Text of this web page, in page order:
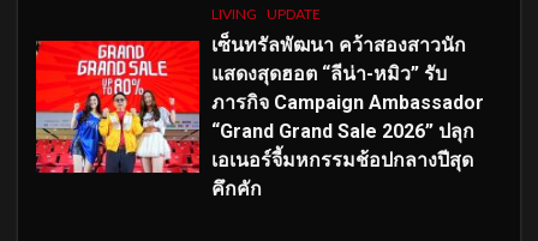
LIVING UPDATE
เซ็นทรัลพัฒนา คว้าสองสาวนัก
แสดงสุดฮอต “ลีน่า-หมิว” รับ
ภารกิจ Campaign Ambassador
“Grand Grand Sale 2026” ปลุก
เอเนอร์จี้มหกรรมช้อปกลางปีสุด
คึกคัก